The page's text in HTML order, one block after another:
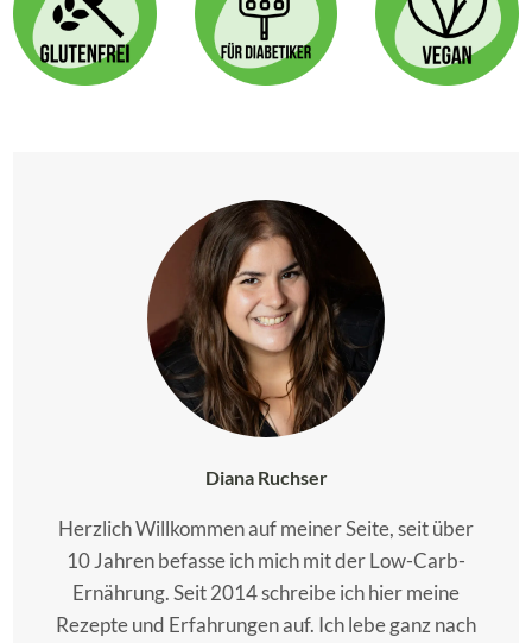
Diana Ruchser
Herzlich Willkommen auf meiner Seite, seit über
10 Jahren befasse ich mich mit der Low-Carb-
Ernährung. Seit 2014 schreibe ich hier meine
Rezepte und Erfahrungen auf. Ich lebe ganz nach